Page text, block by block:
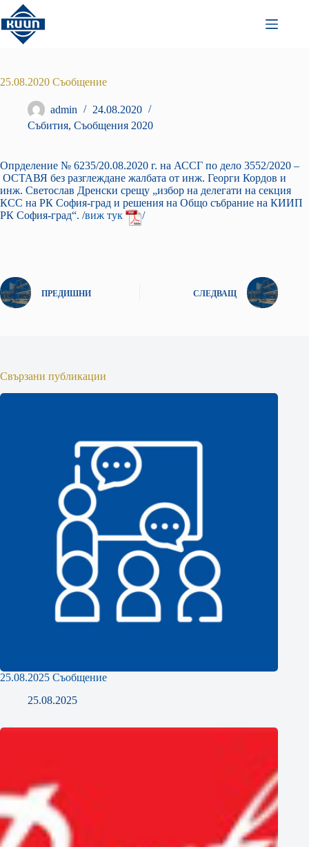
Преминаване
към
съдържанието
25.08.2020 Съобщение
admin
24.08.2020
Събития, Съобщения 2020
Опрделение № 6235/20.08.2020 г. на АССГ по дело 3552/2020 –
ОСТАВЯ без разглеждане жалбата от инж. Георги Кордов и
инж. Светослав Дренски срещу „избор на делегати на секция
КСС на РК София-град и решения на Общо събрание на КИИП
РК София-град“. /виж тук /
ПРЕДИШНИ СЛЕДВАЩ
Свързани публикации
25.08.2025 Съобщение
25.08.2025